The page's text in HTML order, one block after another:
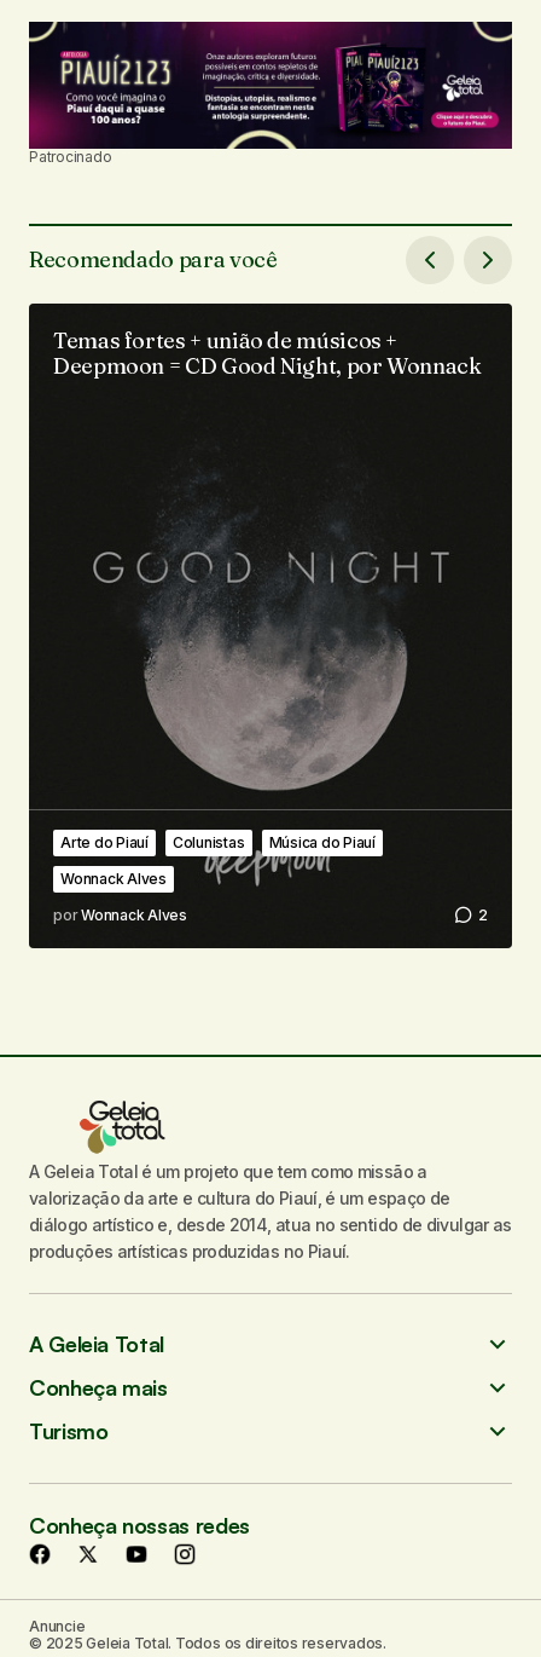
Patrocinado
Recomendado para você
Temas fortes + união de músicos +
Deepmoon = CD Good Night, por Wonnack
Arte do Piauí Colunistas
Música do Piauí
Wonnack Alves
porWonnack Alves 2
A Geleia Total é um projeto que tem como missão a
valorização da arte e cultura do Piauí, é um espaço de
diálogo artístico e, desde 2014, atua no sentido de divulgar as
produções artísticas produzidas no Piauí.
A Geleia Total
Conheça mais
Turismo
Conheça nossas redes
Anuncie
© 2025 Geleia Total. Todos os direitos reservados.